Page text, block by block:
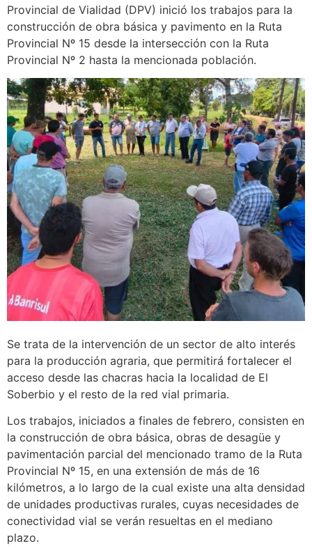
Provincial de Vialidad (DPV) inició los trabajos para la
construcción de obra básica y pavimento en la Ruta
Provincial Nº 15 desde la intersección con la Ruta
Provincial Nº 2 hasta la mencionada población.
Se trata de la intervención de un sector de alto interés
para la producción agraria, que permitirá fortalecer el
acceso desde las chacras hacia la localidad de El
Soberbio y el resto de la red vial primaria.
Los trabajos, iniciados a finales de febrero, consisten en
la construcción de obra básica, obras de desagüe y
pavimentación parcial del mencionado tramo de la Ruta
Provincial Nº 15, en una extensión de más de 16
kilómetros, a lo largo de la cual existe una alta densidad
de unidades productivas rurales, cuyas necesidades de
conectividad vial se verán resueltas en el mediano
plazo.